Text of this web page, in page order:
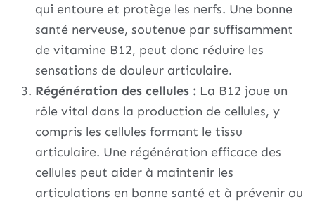
qui entoure et protège les nerfs. Une bonne
santé nerveuse, soutenue par suffisamment
de vitamine B12, peut donc réduire les
sensations de douleur articulaire.
Régénération des cellules : La B12 joue un
rôle vital dans la production de cellules, y
compris les cellules formant le tissu
articulaire. Une régénération efficace des
cellules peut aider à maintenir les
articulations en bonne santé et à prévenir ou